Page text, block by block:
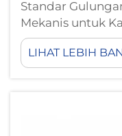
Standar
Mekanis untuk
Dimensi (A–E)
Stabilitas
Standar DIN
LIHAT LEBIH